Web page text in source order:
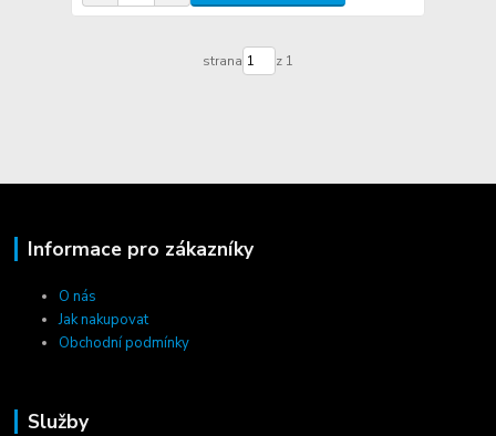
strana z 1
Informace pro zákazníky
O nás
Jak nakupovat
Obchodní podmínky
Služby